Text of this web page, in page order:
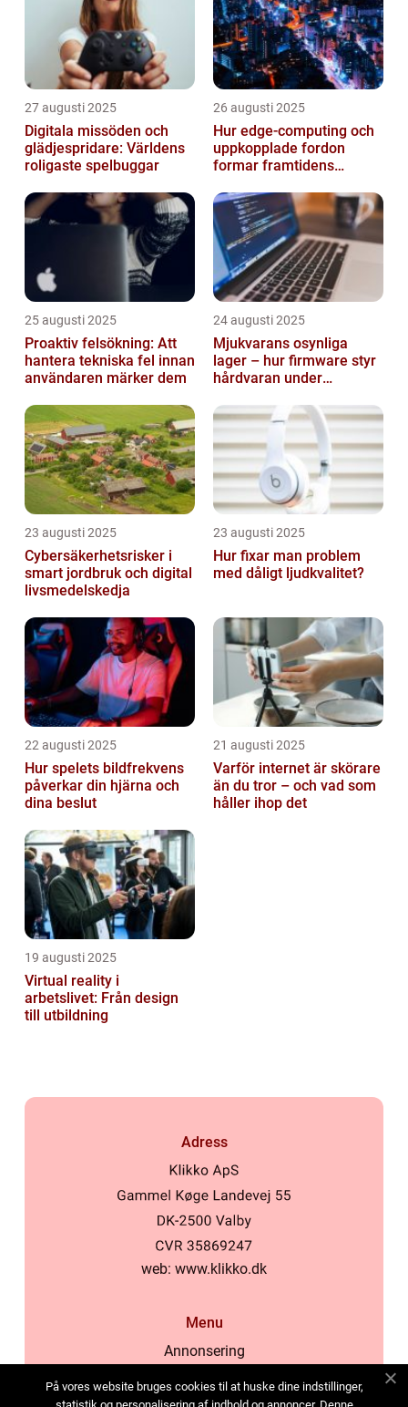
27 augusti 2025
Digitala missöden och
glädjespridare: Världens
roligaste spelbuggar
26 augusti 2025
Hur edge‑computing och
uppkopplade fordon
formar framtidens
25 augusti 2025
Proaktiv felsökning: Att
hantera tekniska fel innan
användaren märker dem
24 augusti 2025
Mjukvarans osynliga
lager – hur firmware styr
hårdvaran under
23 augusti 2025
Cybersäkerhetsrisker i
smart jordbruk och digital
livsmedelskedja
23 augusti 2025
Hur fixar man problem
med dåligt ljudkvalitet?
22 augusti 2025
Hur spelets bildfrekvens
påverkar din hjärna och
dina beslut
21 augusti 2025
Varför internet är skörare
än du tror – och vad som
håller ihop det
19 augusti 2025
Virtual reality i
arbetslivet: Från design
till utbildning
Adress
web: www.klikko.dk
Menu
Annonsering
Cookies
På vores website bruges cookies til at huske dine indstillinger,